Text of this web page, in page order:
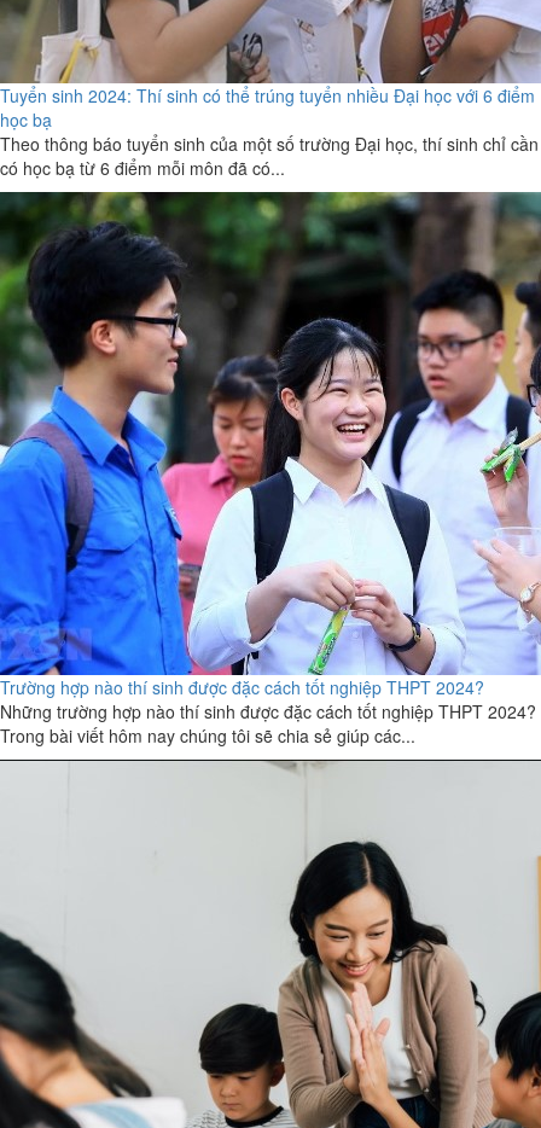
Tuyển sinh 2024: Thí sinh có thể trúng tuyển nhiều Đại học với 6 điểm
học bạ
Theo thông báo tuyển sinh của một số trường Đại học, thí sinh chỉ cần
có học bạ từ 6 điểm mỗi môn đã có...
Trường hợp nào thí sinh được đặc cách tốt nghiệp THPT 2024?
Những trường hợp nào thí sinh được đặc cách tốt nghiệp THPT 2024?
Trong bài viết hôm nay chúng tôi sẽ chia sẻ giúp các...